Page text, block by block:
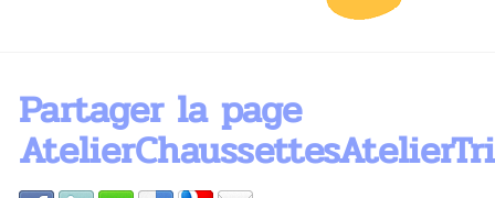
Partager la page